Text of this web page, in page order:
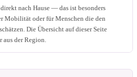
nach Hause — das ist besonders
Mobilität oder für Menschen die den
Die Übersicht auf dieser Seite
der Region.